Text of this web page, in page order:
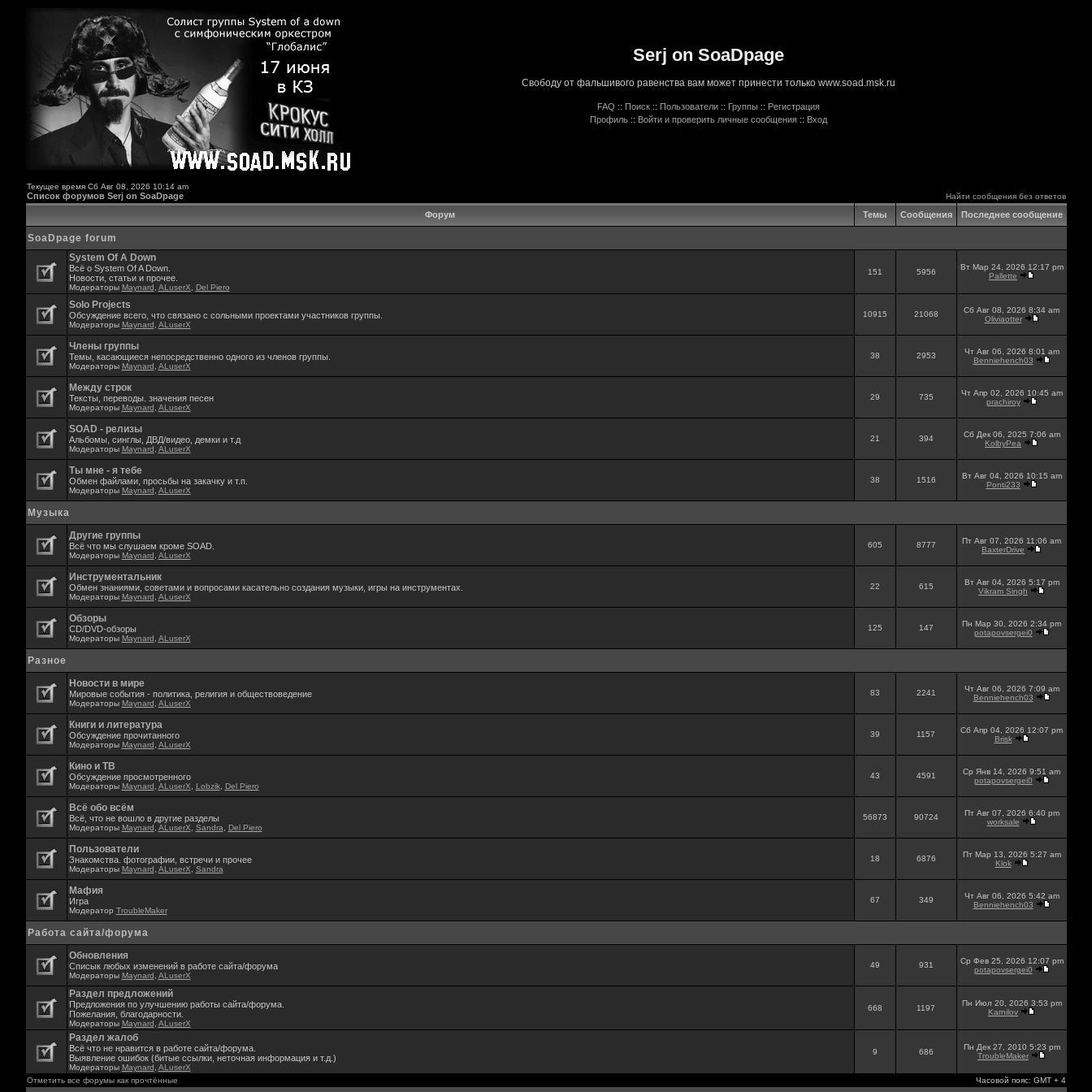
Serj on SoaDpage
Свободу от фальшивого равенства вам может принести только www.soad.msk.ru
FAQ :: Поиск :: Пользователи :: Группы :: Регистрация
Профиль :: Войти и проверить личные сообщения :: Вход
Текущее время Сб Авг 08, 2026 10:14 am
Список форумов Serj on SoaDpage Найти сообщения без ответов
Форум Темы Сообщения Последнее сообщение
SoaDpage forum
System Of A Down
Всё о System Of A Down.
Новости, статьи и прочее.
Модераторы Maynard ALuserX Del Piero
151 5956
Вт Мар 24, 2026 12:17 pm
Pallette
Solo Projects
Обсуждение всего, что связано с сольными проектами участников группы.
Модераторы Maynard ALuserX
10915 21068
Сб Авг 08, 2026 8:34 am
Oliviaotter
Члены группы
Темы, касающиеся непосредственно одного из членов группы.
Модераторы Maynard ALuserX
38 2953
Чт Авг 06, 2026 8:01 am
Benniehench03
Между строк
Тексты, переводы. значения песен
Модераторы Maynard ALuserX
29 735
Чт Апр 02, 2026 10:45 am
prachiroy
SOAD - релизы
Альбомы, синглы, ДВД/видео, демки и т.д
Модераторы Maynard ALuserX
21 394
Сб Дек 06, 2025 7:06 am
KolbyPea
Ты мне - я тебе
Обмен файлами, просьбы на закачку и т.п.
Модераторы Maynard ALuserX
38 1516
Вт Авг 04, 2026 10:15 am
Ponti233
Музыка
Другие группы
Всё что мы слушаем кроме SOAD.
Модераторы Maynard ALuserX
605 8777
Пт Авг 07, 2026 11:06 am
BaxterDrive
Инструментальник
Обмен знаниями, советами и вопросами касательно создания музыки, игры на инструментах.
Модераторы Maynard ALuserX
22 615
Вт Авг 04, 2026 5:17 pm
Vikram Singh
Обзоры
CD/DVD-обзоры
Модераторы Maynard ALuserX
125 147
Пн Мар 30, 2026 2:34 pm
potapovsergei0
Разное
Новости в мире
Мировые события - политика, религия и обществоведение
Модераторы Maynard ALuserX
83 2241
Чт Авг 06, 2026 7:09 am
Benniehench03
Книги и литература
Обсуждение прочитанного
Модераторы Maynard ALuserX
39 1157
Сб Апр 04, 2026 12:07 pm
Brisk
Кино и ТВ
Обсуждение просмотренного
Модераторы Maynard ALuserX Lobzik, Del Piero
43 4591
Ср Янв 14, 2026 9:51 am
potapovsergei0
Всё обо всём
Всё, что не вошло в другие разделы
Модераторы Maynard ALuserX Sandra Del Piero
56873 90724
Пт Авг 07, 2026 6:40 pm
worksale
Пользователи
Знакомства. фотографии, встречи и прочее
Модераторы Maynard ALuserX Sandra
18 6876
Пт Мар 13, 2026 5:27 am
Klok
Мафия
Игра
Модератор TroubleMaker
67 349
Чт Авг 06, 2026 5:42 am
Benniehench03
Работа сайта/форума
Обновления
Списык любых изменений в работе сайта/форума
Модераторы Maynard ALuserX
49 931
Ср Фев 25, 2026 12:07 pm
potapovsergei0
Раздел предложений
Предложения по улучшению работы сайта/форума.
Пожелания, благодарности.
Модераторы Maynard ALuserX
668 1197
Пн Июл 20, 2026 3:53 pm
Karnilov
Раздел жалоб
Всё что не нравится в работе сайта/форума.
Выявление ошибок (битые ссылки, неточная информация и т.д.)
Модераторы Maynard ALuserX
9 686
Пн Дек 27, 2010 5:23 pm
TroubleMaker
Отметить все форумы как прочтённые Часовой пояс: GMT + 4